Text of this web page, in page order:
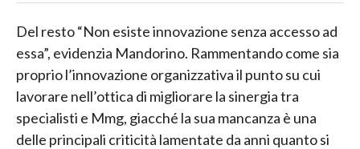
Del resto “Non esiste innovazione senza accesso ad
essa”, evidenzia Mandorino. Rammentando come sia
proprio l’innovazione organizzativa il punto su cui
lavorare nell’ottica di migliorare la sinergia tra
specialisti e Mmg, giacché la sua mancanza è una
delle principali criticità lamentate da anni quanto si